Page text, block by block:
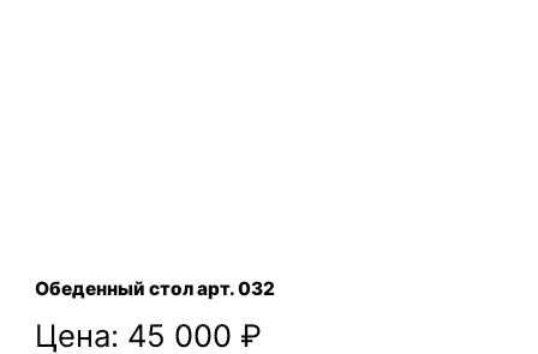
Обеденный стол арт. 032
Цена: 45 000 ₽